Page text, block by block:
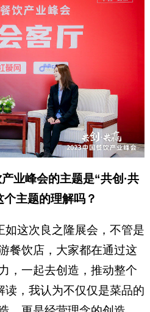
业峰会的主题是“共创·共
主题的理解吗？
如这次良之隆展会，不管是
餐饮店，大家都在通过这
，一起去创造，推动整个
读，我认为不仅仅是菜品的